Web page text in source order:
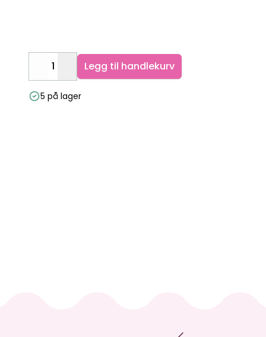
DecreaseIncrease
Legg til handlekurv
5 på lager